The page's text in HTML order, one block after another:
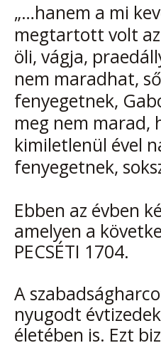
„…hanem a mi
megtartott volt
öli, vágja,
nem maradhat,
fenyegetnek,
meg nem marad,
kimiletlenül ével
fenyegetnek,
Ebben az évben
amelyen a
PECSÉTI 1704.
A
nyugodt
életében is. Ezt